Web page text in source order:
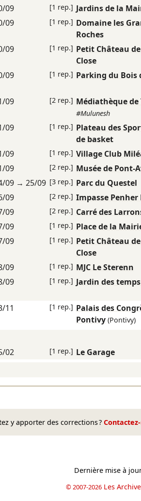
09 [1 rep.] Jardins de la
09 [1 rep.] Domaine les
Roches
09 [1 rep.] Petit Château
Close
09 [1 rep.] Parking du Bois
09 [2 rep.] Médiathèque de
#Mulunesh
09 [1 rep.] Plateau des
de basket
09 [1 rep.] Village Club
09 [2 rep.] Musée de Pont-
09→ 25/09 [3 rep.] Parc du Questel
09 [2 rep.] Impasse Penher
09 [2 rep.] Carré des
09 [1 rep.] Place de la
09 [1 rep.] Petit Château
Close
09 [1 rep.] MJC Le Sterenn
09 [1 rep.] Jardin des
11 [1 rep.] Palais des
Pontivy (Pontivy)
02 [1 rep.] Le Garage
y apporter des corrections ?
Dernière mise à
© 2007-2026 Les